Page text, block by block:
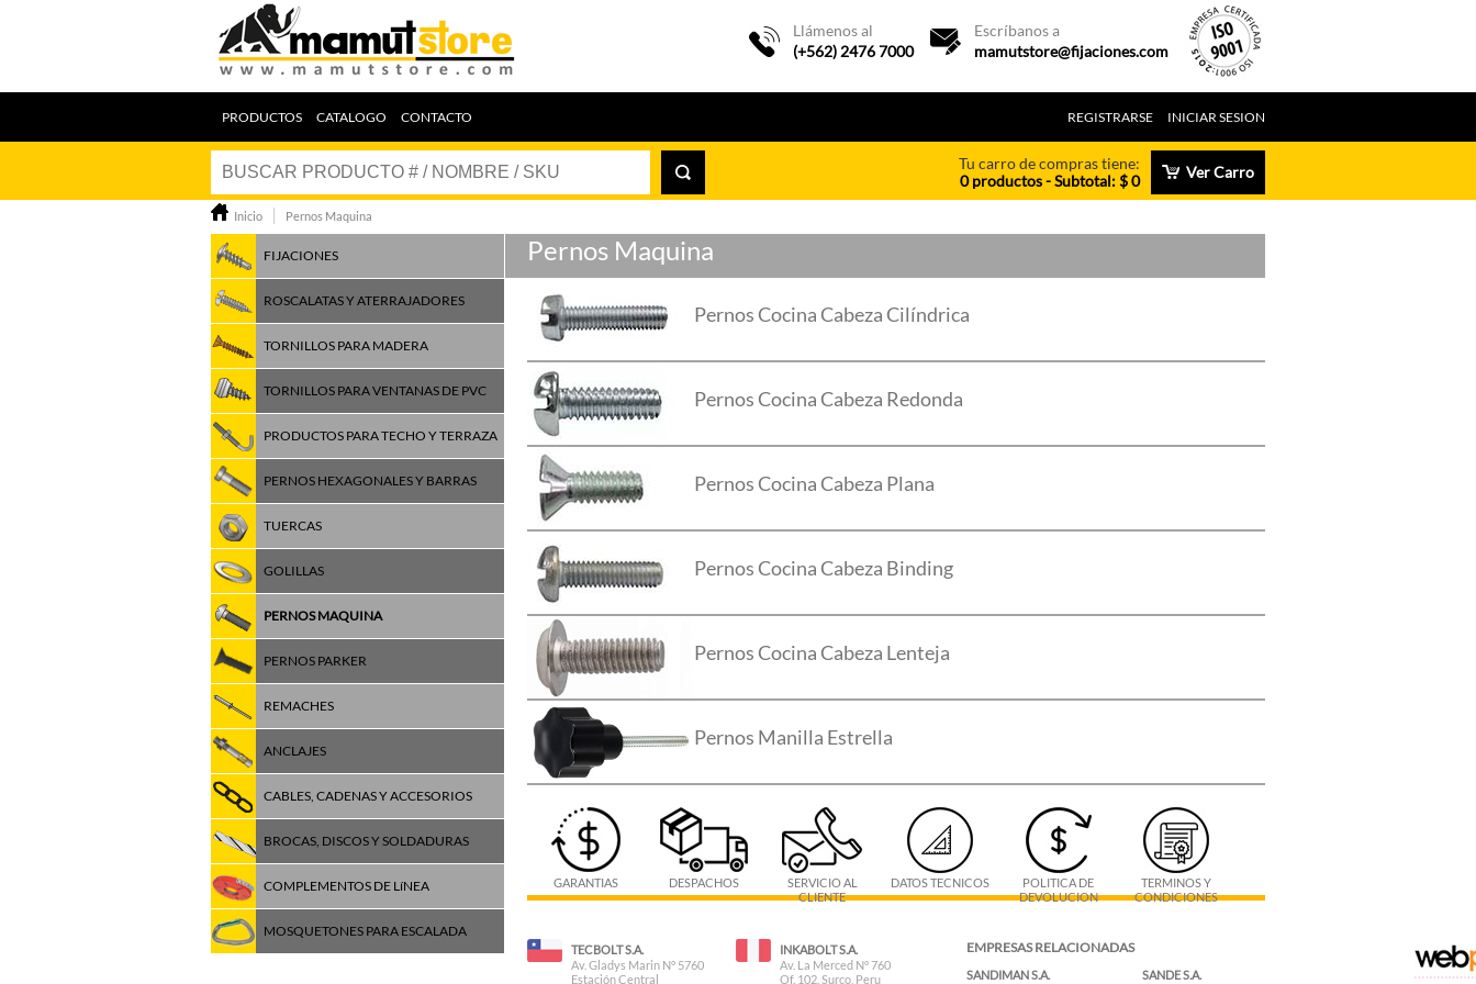
Llámenos al
(+562) 2476 7000
Escríbanos a
mamutstore@fijaciones.com
REGISTRARSE INICIAR SESION
PRODUCTOS CATALOGO CONTACTO
Ver Carro
Tu carro de compras tiene:
0 productos - Subtotal: $ 0
Inicio Pernos Maquina
FIJACIONES
ROSCALATAS Y ATERRAJADORES
TORNILLOS PARA MADERA
TORNILLOS PARA VENTANAS DE PVC
PRODUCTOS PARA TECHO Y TERRAZA
PERNOS HEXAGONALES Y BARRAS
TUERCAS
GOLILLAS
PERNOS MAQUINA
PERNOS PARKER
REMACHES
ANCLAJES
CABLES, CADENAS Y ACCESORIOS
BROCAS, DISCOS Y SOLDADURAS
COMPLEMENTOS DE LíNEA
MOSQUETONES PARA ESCALADA
Pernos Maquina
Pernos Cocina Cabeza Cilíndrica
Pernos Cocina Cabeza Redonda
Pernos Cocina Cabeza Plana
Pernos Cocina Cabeza Binding
Pernos Cocina Cabeza Lenteja
Pernos Manilla Estrella
GARANTIAS DESPACHOS
SERVICIO AL
CLIENTE
DATOS TECNICOS
POLITICA DE
DEVOLUCION
TERMINOS Y
CONDICIONES
TECBOLT S.A.
Av. Gladys Marin N° 5760
Estación Central
INKABOLT S.A.
Av. La Merced N° 760
Of. 102. Surco, Peru
EMPRESAS RELACIONADAS
SANDIMAN S.A. SANDE S.A.